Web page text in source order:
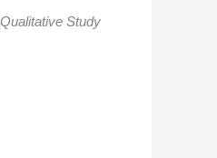
Study